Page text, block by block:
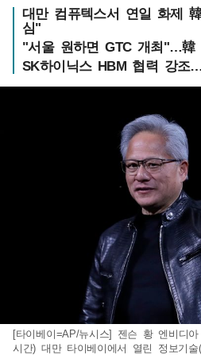
대만 컴퓨텍스서 연일 화제
심"
"서울 원하면 GTC 개최"…韓
SK하이닉스 HBM 협력 강조
[타이베이=AP/뉴시스] 젠슨 황 엔비디
시간) 대만 타이베이에서 열린 정보기술